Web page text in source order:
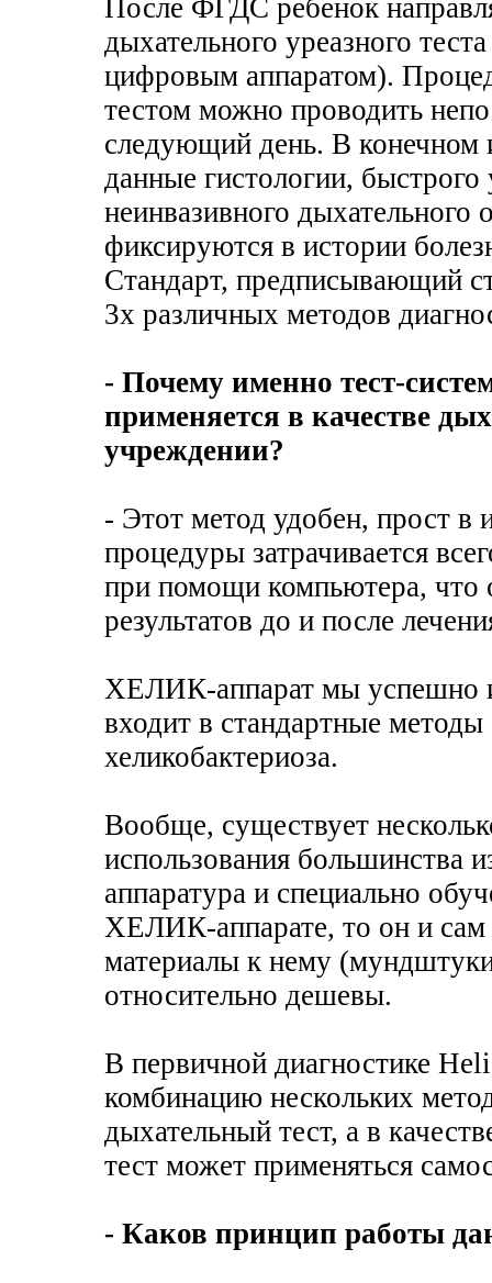
После ФГДС ребенок
дыхательного уреазного
цифровым аппаратом).
тестом можно проводить
следующий день. В конечном
данные гистологии, быстрого
неинвазивного дыхательного
фиксируются в истории
Стандарт, предписывающий
3х различных методов
- Почему именно тест-
применяется в качестве
учреждении?
- Этот метод удобен, прост в
процедуры затрачивается
при помощи компьютера, что
результатов до и после
ХЕЛИК-аппарат мы успешно
входит в стандартные
хеликобактериоза.
Вообще, существует
использования большинства
аппаратура и специально
ХЕЛИК-аппарате, то он и сам
материалы к нему
относительно дешевы.
В первичной диагностике
комбинацию нескольких
дыхательный тест, а в
тест может применяться
- Каков принцип работы